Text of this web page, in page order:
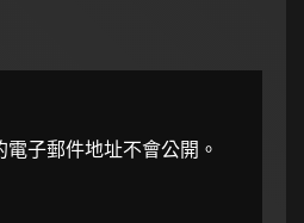
子郵件地址不會公開。